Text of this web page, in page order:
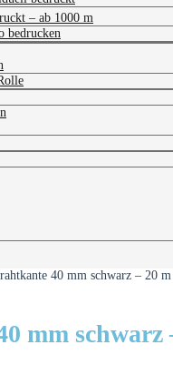
– ab 1000 m
bedrucken
40 mm schwarz – 20
mm schwarz